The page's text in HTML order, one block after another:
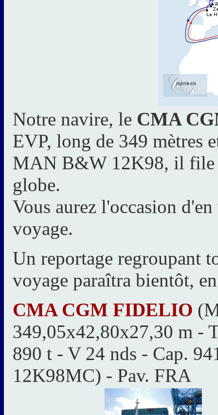
Notre navire, le CMA
EVP, long de 349 mètres
MAN B&W 12K98, il file
globe.
Vous aurez l'occasion
voyage.
Un reportage regroupant
voyage paraîtra bientôt,
CMA CGM FIDELIO
349,05x42,80x27,30 m -
890 t - V 24 nds - Cap.
12K98MC) - Pav. FRA